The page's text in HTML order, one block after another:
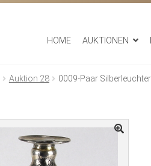
HOME AUKTIONEN
Auktion 28 0009-Paar Silberleuchter